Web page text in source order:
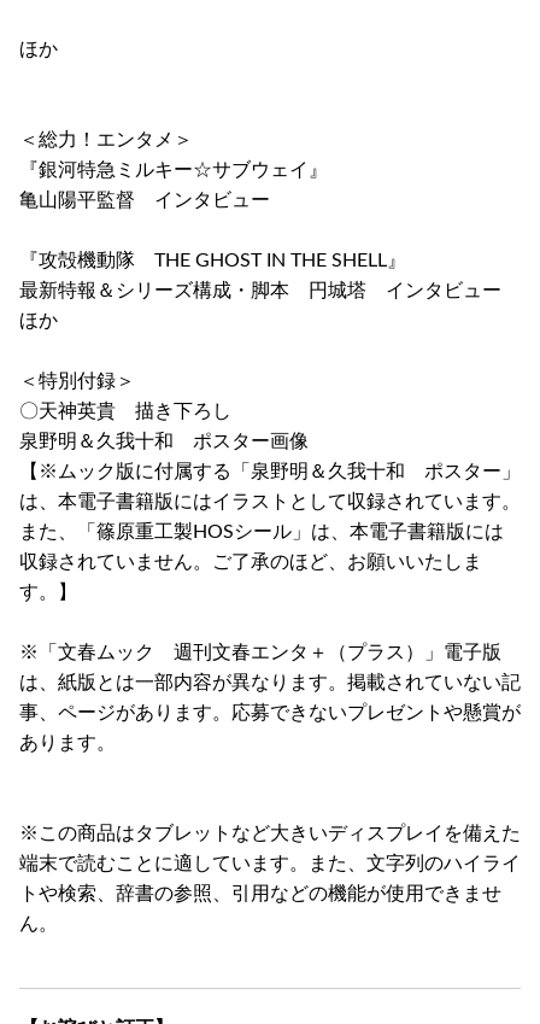
ほか
＜総力！エンタメ＞
『銀河特急ミルキー☆サブウェイ』
亀山陽平監督 インタビュー
『攻殻機動隊 THE GHOST IN THE SHELL』
最新特報＆シリーズ構成・脚本 円城塔 インタビュー
ほか
＜特別付録＞
〇天神英貴 描き下ろし
泉野明＆久我十和 ポスター画像
【※ムック版に付属する「泉野明＆久我十和 ポスター」
は、本電子書籍版にはイラストとして収録されています。
また、「篠原重工製HOSシール」は、本電子書籍版には
収録されていません。ご了承のほど、お願いいたしま
す。】
※「文春ムック 週刊文春エンタ＋（プラス）」電子版
は、紙版とは一部内容が異なります。掲載されていない記
事、ページがあります。応募できないプレゼントや懸賞が
あります。
※この商品はタブレットなど大きいディスプレイを備えた
端末で読むことに適しています。また、文字列のハイライ
トや検索、辞書の参照、引用などの機能が使用できませ
ん。